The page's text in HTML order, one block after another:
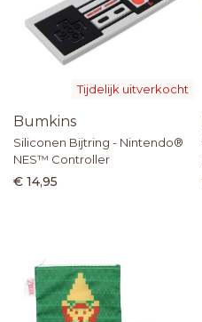
Tijdelijk uitverkocht
Bumkins
Siliconen Bijtring - Nintendo®
NES™ Controller
€ 14,95